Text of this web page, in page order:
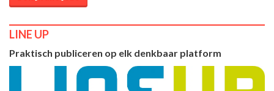
LINE UP
Praktisch publiceren op elk denkbaar platform